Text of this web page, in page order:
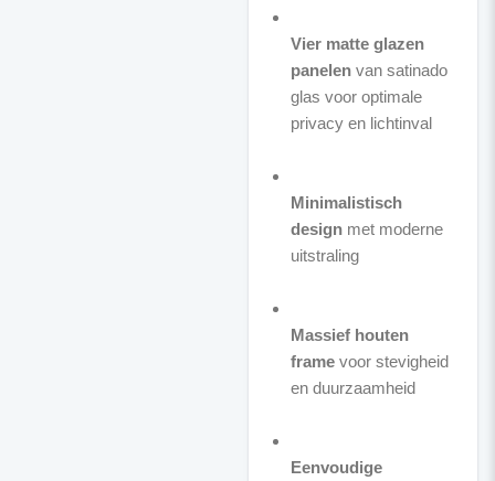
Vier matte glazen
panelenvan satinado
glas voor optimale
privacy en lichtinval
Minimalistisch
designmet moderne
uitstraling
Massief houten
framevoor stevigheid
en duurzaamheid
Eenvoudige